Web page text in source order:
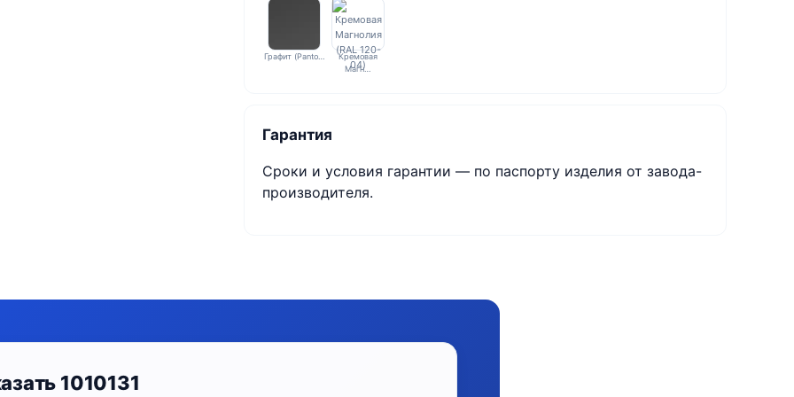
Графит (Panto…
Кремовая
Магн…
Гарантия
Сроки и условия гарантии — по паспорту изделия от завода-
производителя.
1010131